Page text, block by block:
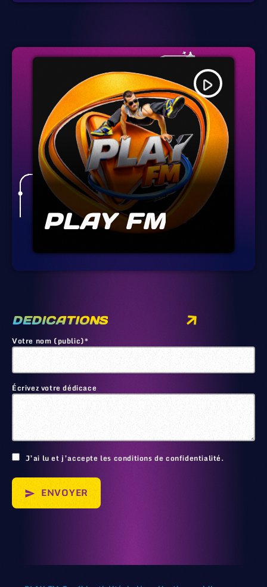
play_arrow
PLAY FM
DEDICATIONS
Votre nom (public)*
Écrivez votre dédicace
J’ai lu et j’accepte les conditions de confidentialité.
send ENVOYER